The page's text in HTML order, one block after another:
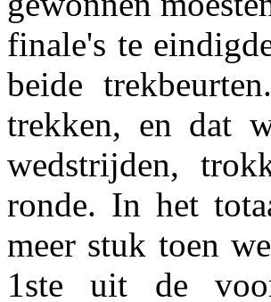
finale's te
beide
trekken, en dat
wedstrijden,
ronde. In het
meer stuk toen
1ste uit de